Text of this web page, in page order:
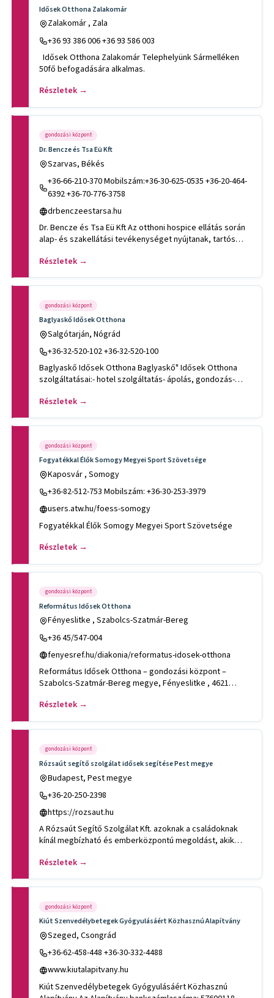
Idősek Otthona Zalakomár
Zalakomár , Zala
+36 93 386 006 +36 93 586 003
Idősek Otthona Zalakomár Telephelyünk Sármelléken
Részletek →
gondozási központ
Dr. Bencze és Tsa Eü Kft
Szarvas, Békés
+36-66-210-370 Mobilszám:+36-30-625-0535 +36-20-464-
6392 +36-70-776-3758
drbenczeestarsa.hu
Dr. Bencze és Tsa Eü Kft Az otthoni hospice ellátás során
alap- és szakellátási tevékenységet nyújtanak, tartós
Részletek →
gondozási központ
Baglyaskő Idősek Otthona
Salgótarján, Nógrád
+36-32-520-102 +36-32-520-100
Baglyaskő Idősek Otthona Baglyaskő" Idősek Otthona
szolgáltatásai:- hotel szolgáltatás- ápolás, gondozás-
Részletek →
gondozási központ
Fogyatékkal Élők Somogy Megyei Sport Szövetsége
Kaposvár , Somogy
+36-82-512-753 Mobilszám: +36-30-253-3979
users.atw.hu/foess-somogy
Fogyatékkal Élők Somogy Megyei Sport Szövetsége
Részletek →
gondozási központ
Református Idősek Otthona
Fényeslitke , Szabolcs-Szatmár-Bereg
+36 45/547-004
fenyesref.hu/diakonia/reformatus-idosek-otthona
Református Idősek Otthona – gondozási központ –
Szabolcs-Szatmár-Bereg megye, Fényeslitke , 4621
Részletek →
gondozási központ
Rózsaút segítő szolgálat idősek segítése Pest megye
Budapest, Pest megye
+36-20-250-2398
https://rozsaut.hu
A Rózsaút Segítő Szolgálat Kft. azoknak a családoknak
kínál megbízható és emberközpontú megoldást, akik
Részletek →
gondozási központ
Kiút Szenvedélybetegek Gyógyulásáért Közhasznú Alapítvány
Szeged, Csongrád
+36-62-458-448 +36-30-332-4488
www.kiutalapitvany.hu
Kiút Szenvedélybetegek Gyógyulásáért Közhasznú